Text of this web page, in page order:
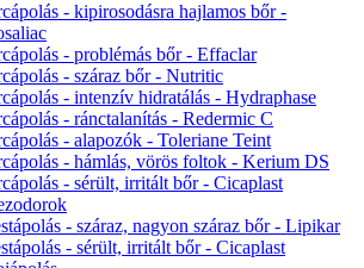
- kipirosodásra hajlamos bőr -
- problémás bőr - Effaclar
- száraz bőr - Nutritic
- intenzív hidratálás - Hydraphase
- ránctalanítás - Redermic C
- alapozók - Toleriane Teint
- hámlás, vörös foltok - Kerium DS
- sérült, irritált bőr - Cicaplast
- száraz, nagyon száraz bőr - Lipikar
- sérült, irritált bőr - Cicaplast